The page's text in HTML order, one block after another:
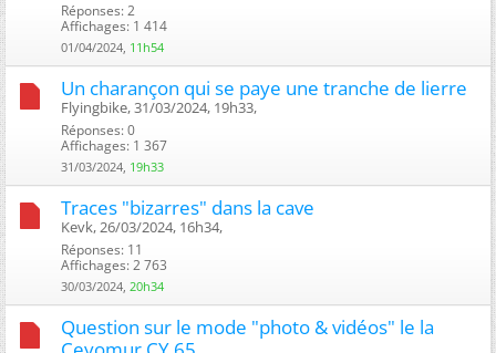
Réponses: 2
Affichages: 1 414
01/04/2024, 11h54
Un charançon qui se paye une tranche de lierre
Flyingbike, 31/03/2024, 19h33, ‎
Réponses: 0
Affichages: 1 367
31/03/2024, 19h33
Traces "bizarres" dans la cave
Kevk, 26/03/2024, 16h34, ‎
Réponses: 11
Affichages: 2 763
30/03/2024, 20h34
Question sur le mode "photo & vidéos" le la